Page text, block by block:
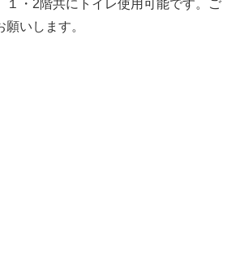
１・2階共にトイレ使用可能です。ご
いします。